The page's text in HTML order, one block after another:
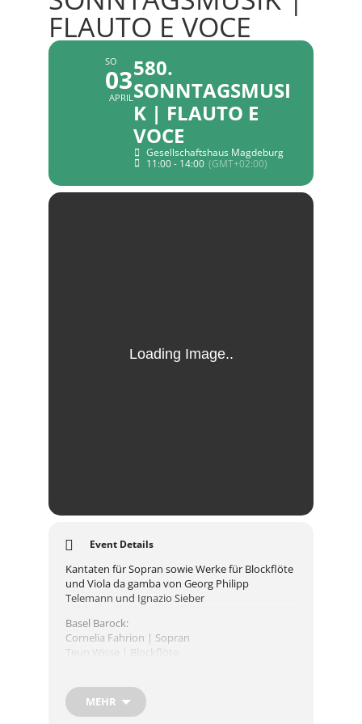
FLAUTO E VOCE
SO
03
APRIL
580.
SONNTAGSMUSI
K | FLAUTO E
VOCE
Gesellschaftshaus Magdeburg
11:00 - 14:00 (GMT+02:00)
Event Details
Kantaten für Sopran sowie Werke für Blockflöte
und Viola da gamba von Georg Philipp
Telemann und Ignazio Sieber
Basel Barock:
Cornelia Fahrion | Sopran
Teun Wisse | Blockflöte
Bekannte und weniger bekannte Werke aus
Telemanns Kantatenjahrgang „Der harmonische
MEHR